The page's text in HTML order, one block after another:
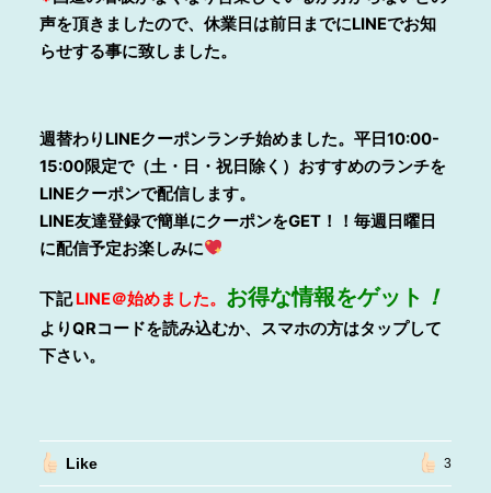
声を頂きましたので、休業日は前日までにLINEでお知
らせする事に致しました。
週替わりLINEクーポンランチ始めました。平日10:00-
15:00限定で（土・日・祝日除く）おすすめのランチを
LINEクーポンで配信します。
LINE友達登録で簡単にクーポンをGET！！毎週日曜日
に配信予定お楽しみに
下記LINE＠始めました。 お得な情報をゲット ！
よりQRコードを読み込むか、スマホの方はタップして
下さい。
Like 3